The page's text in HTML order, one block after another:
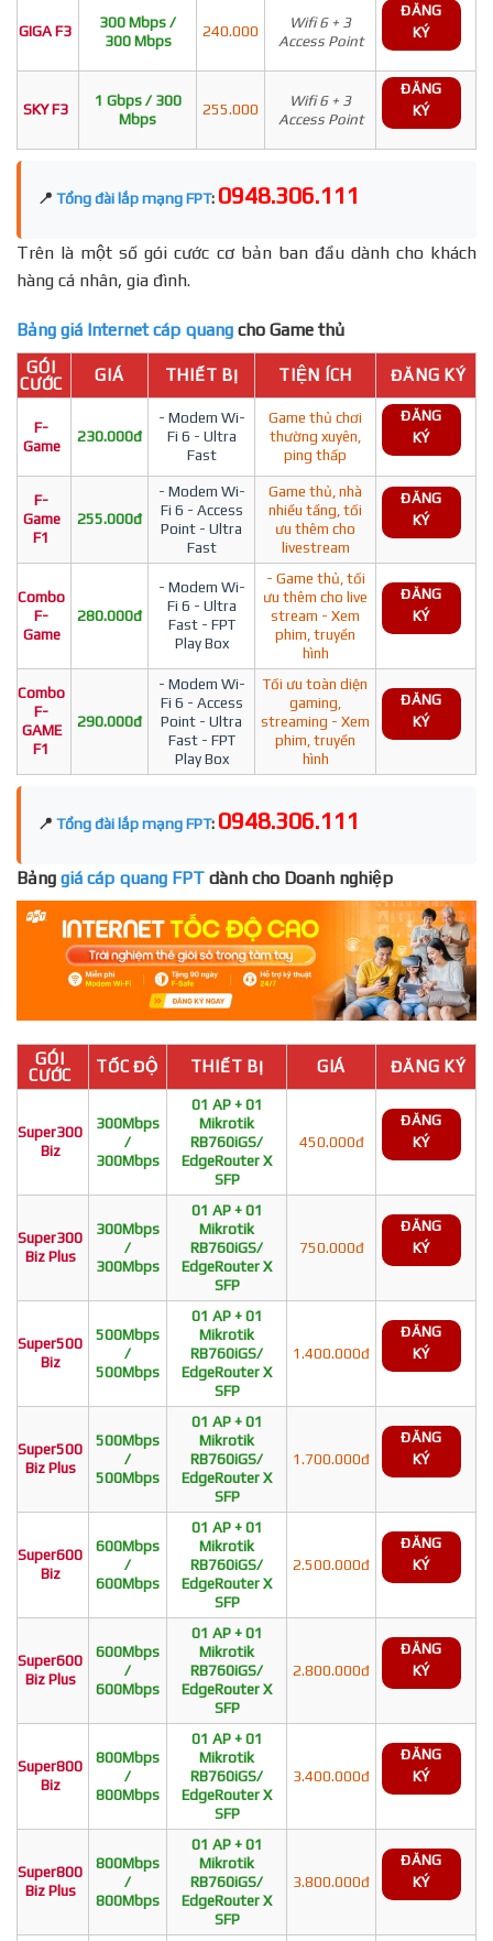
GIGA F3
300 Mbps /
300 Mbps
240.000
Wifi 6 + 3
Access Point
ĐĂNG
KÝ
SKY F3
1 Gbps / 300
Mbps
255.000
Wifi 6 + 3
Access Point
ĐĂNG
KÝ
📍 Tổng đài lắp mạng FPT: 0948.306.111
Trên là một số gói cước cơ bản ban đầu dành cho khách
hàng cá nhân, gia đình.
Bảng giá Internet cáp quang cho Game thủ
GÓI
CƯỚC
GIÁ THIẾT BỊ TIỆN ÍCH ĐĂNG KÝ
F-
Game
230.000đ
- Modem Wi-
Fi 6 - Ultra
Fast
Game thủ chơi
thường xuyên,
ping thấp
ĐĂNG
KÝ
F-
Game
F1
255.000đ
- Modem Wi-
Fi 6 - Access
Point - Ultra
Fast
Game thủ, nhà
nhiều tầng, tối
ưu thêm cho
livestream
ĐĂNG
KÝ
Combo
F-
Game
280.000đ
- Modem Wi-
Fi 6 - Ultra
Fast - FPT
Play Box
- Game thủ, tối
ưu thêm cho live
stream - Xem
phim, truyền
hình
ĐĂNG
KÝ
Combo
F-
GAME
F1
290.000đ
- Modem Wi-
Fi 6 - Access
Point - Ultra
Fast - FPT
Play Box
Tối ưu toàn diện
gaming,
streaming - Xem
phim, truyền
hình
ĐĂNG
KÝ
📍 Tổng đài lắp mạng FPT: 0948.306.111
Bảng giá cáp quang FPT dành cho Doanh nghiệp
GÓI
CƯỚC
TỐC ĐỘ THIẾT BỊ GIÁ ĐĂNG KÝ
Super300
Biz
300Mbps
/
300Mbps
01 AP + 01
Mikrotik
RB760iGS/
EdgeRouter X
SFP
450.000đ
ĐĂNG
KÝ
Super300
Biz Plus
300Mbps
/
300Mbps
01 AP + 01
Mikrotik
RB760iGS/
EdgeRouter X
SFP
750.000đ
ĐĂNG
KÝ
Super500
Biz
500Mbps
/
500Mbps
01 AP + 01
Mikrotik
RB760iGS/
EdgeRouter X
SFP
1.400.000đ
ĐĂNG
KÝ
Super500
Biz Plus
500Mbps
/
500Mbps
01 AP + 01
Mikrotik
RB760iGS/
EdgeRouter X
SFP
1.700.000đ
ĐĂNG
KÝ
Super600
Biz
600Mbps
/
600Mbps
01 AP + 01
Mikrotik
RB760iGS/
EdgeRouter X
SFP
2.500.000đ
ĐĂNG
KÝ
Super600
Biz Plus
600Mbps
/
600Mbps
01 AP + 01
Mikrotik
RB760iGS/
EdgeRouter X
SFP
2.800.000đ
ĐĂNG
KÝ
Super800
Biz
800Mbps
/
800Mbps
01 AP + 01
Mikrotik
RB760iGS/
EdgeRouter X
SFP
3.400.000đ
ĐĂNG
KÝ
Super800
Biz Plus
800Mbps
/
800Mbps
01 AP + 01
Mikrotik
RB760iGS/
EdgeRouter X
SFP
3.800.000đ
ĐĂNG
KÝ